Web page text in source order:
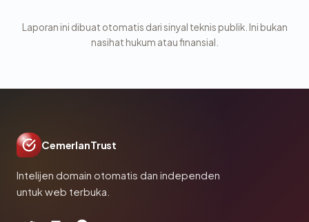
Laporan ini dibuat otomatis dari sinyal teknis publik. Ini bukan
nasihat hukum atau finansial.
CemerlanTrust
Intelijen domain otomatis dan independen
untuk web terbuka.